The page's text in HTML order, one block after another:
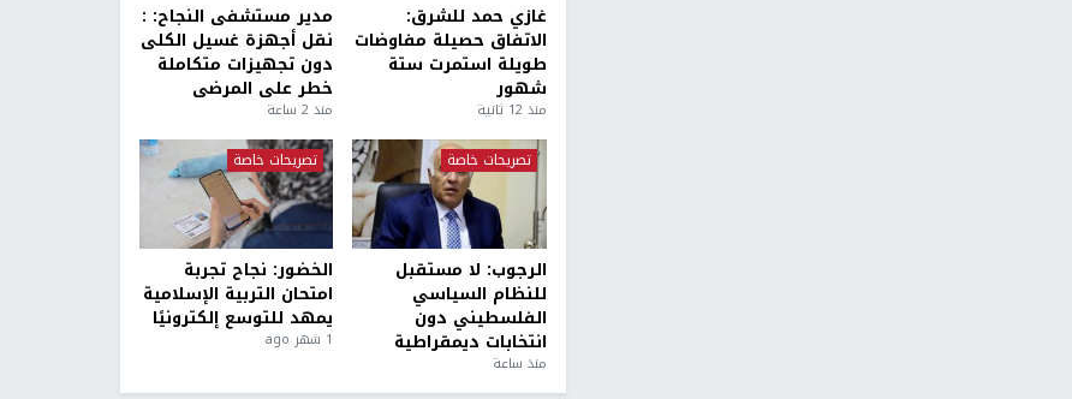
غازي حمد للشرق:
الاتفاق حصيلة مفاوضات
طويلة استمرت ستة
شهور
منذ 12 ثانية
مدير مستشفى النجاح: :
نقل أجهزة غسيل الكلى
دون تجهيزات متكاملة
خطر على المرضى
منذ 2 ساعة
تصريحات خاصة
الرجوب: لا مستقبل
للنظام السياسي
الفلسطيني دون
انتخابات ديمقراطية
منذ ساعة
تصريحات خاصة
الخضور: نجاح تجربة
امتحان التربية الإسلامية
يمهد للتوسع إلكترونيًا
1 شهر ago